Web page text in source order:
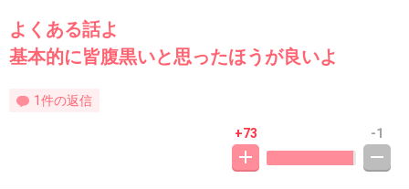
よくある話よ
基本的に皆腹黒いと思ったほうが良いよ
1件の返信
+73 -1